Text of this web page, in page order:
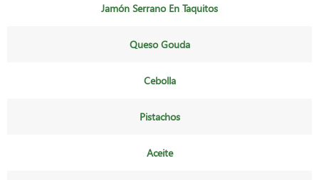
Jamón Serrano En Taquitos
Queso Gouda
Cebolla
Pistachos
Aceite